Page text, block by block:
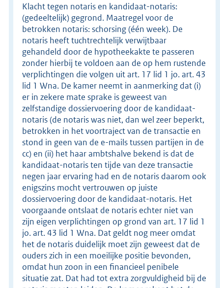
Klacht tegen notaris en kandidaat-notaris:
(gedeeltelijk) gegrond. Maatregel voor de
betrokken notaris: schorsing (één week). De
notaris heeft tuchtrechtelijk verwijtbaar
gehandeld door de hypotheekakte te passeren
zonder hierbij te voldoen aan de op hem rustende
verplichtingen die volgen uit art. 17 lid 1 jo. art. 43
lid 1 Wna. De kamer neemt in aanmerking dat (i)
er in zekere mate sprake is geweest van
zelfstandige dossiervoering door de kandidaat-
notaris (de notaris was niet, dan wel zeer beperkt,
betrokken in het voortraject van de transactie en
stond in geen van de e-mails tussen partijen in de
cc) en (ii) het haar ambtshalve bekend is dat de
kandidaat-notaris ten tijde van deze transactie
negen jaar ervaring had en de notaris daarom ook
enigszins mocht vertrouwen op juiste
dossiervoering door de kandidaat-notaris. Het
voorgaande ontslaat de notaris echter niet van
zijn eigen verplichtingen op grond van art. 17 lid 1
jo. art. 43 lid 1 Wna. Dat geldt nog meer omdat
het de notaris duidelijk moet zijn geweest dat de
ouders zich in een moeilijke positie bevonden,
omdat hun zoon in een financieel penibele
situatie zat. Dat had tot extra zorgvuldigheid bij de